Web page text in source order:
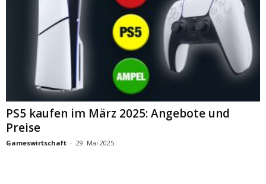
PS5 kaufen im März 2025: Angebote und
Preise
Gameswirtschaft - 29. Mai 2025